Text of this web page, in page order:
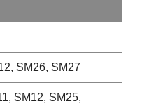
SM26, SM27
SM12, SM25,